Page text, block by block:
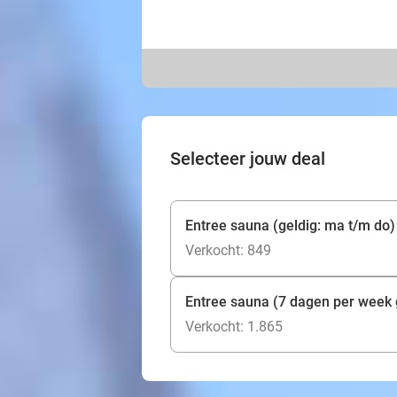
Selecteer jouw deal
Entree sauna (geldig: ma t/m do)
Verkocht: 849
Entree sauna (7 dagen per week
Verkocht: 1.865